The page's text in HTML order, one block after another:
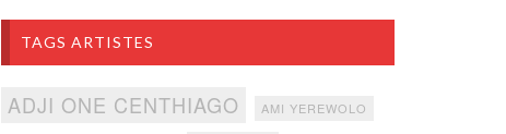
TAGS ARTISTES
ADJI ONE CENTHIAGO AMI YEREWOLO